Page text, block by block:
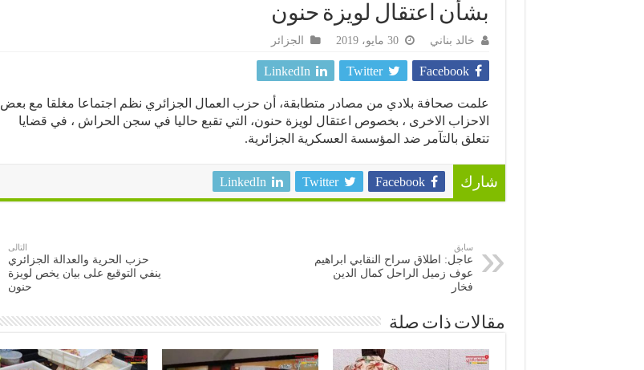
بشأن اعتقال لويزة حنون
خالد بناني 30 مايو، 2019 الجزائر
Facebook
Twitter
LinkedIn
علمت صحافة بلادي من مصادر متطابقة، أن حزب العمال الجزائري نظم اجتماعا مغلقا مع بعض
الاحزاب الاخرى ، بخصوص اعتقال لويزة حنون، التي تقبع حاليا في سجن الحراش ، في قضايا
تتعلق بالتآمر ضد المؤسسة العسكرية الجزائرية.
شارك Facebook
Twitter
LinkedIn
سابق
عاجل: اطلاق سراح النقابي ابراهيم
عوف زميل الراحل كمال الدين
فخار
التالى
حزب الحرية والعدالة الجزائري
ينفي التوقيع على بيان يخص لويزة
حنون
مقالات ذات صلة